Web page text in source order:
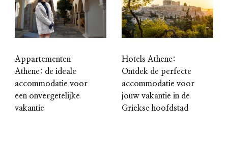
Appartementen
Athene: de ideale
accommodatie voor
een onvergetelijke
vakantie
Hotels Athene:
Ontdek de perfecte
accommodatie voor
jouw vakantie in de
Griekse hoofdstad